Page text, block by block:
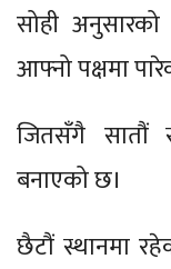
सोही
आफ्नो पक्षमा
जितसँगै सातौं
बनाएको छ।
छैटौं स्थानमा